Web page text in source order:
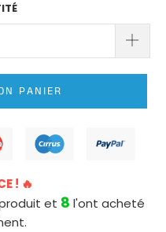
PANIER
! 🔥
et 8 l'ont acheté